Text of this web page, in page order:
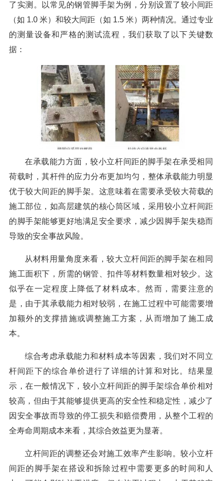
了实测。以常见的钢管脚手架为例，分别设置了较小间距
（如 1.0 米）和较大间距（如 1.5 米）两种情况。通过专业
的测量设备和严格的测试流程，我们获取了以下关键数
据：
在承载能力方面，较小立杆间距的脚手架在承受相同
荷载时，其杆件的应力分布更加均匀，整体承载能力明显
优于较大间距的脚手架。这意味着在需要承受较大荷载的
施工部位，如高层建筑的核心筒区域，采用较小立杆间距
的脚手架能够更好地满足安全要求，减少因脚手架失稳而
导致的安全事故风险。
从材料用量角度来看，较大立杆间距的脚手架在相同
施工面积下，所需的钢管、扣件等材料数量相对较少。这
似乎在一定程度上降低了材料成本。然而，需要注意的
是，由于其承载能力相对较弱，在施工过程中可能需要增
加额外的支撑措施或调整施工方案，从而增加了施工成
本。
综合考虑承载能力和材料成本等因素，我们对不同立
杆间距下的综合单价进行了详细的计算和对比。结果显
示，在一般情况下，较小立杆间距的脚手架综合单价相对
较高，但由于其能够提供更高的安全性和稳定性，减少了
因安全事故而导致的停工损失和赔偿费用，从整个工程的
全寿命周期成本来看，其综合效益更为显著。
立杆间距的调整还会对施工效率产生影响。较小立杆
间距的脚手架在搭设和拆除过程中需要更多的时间和人